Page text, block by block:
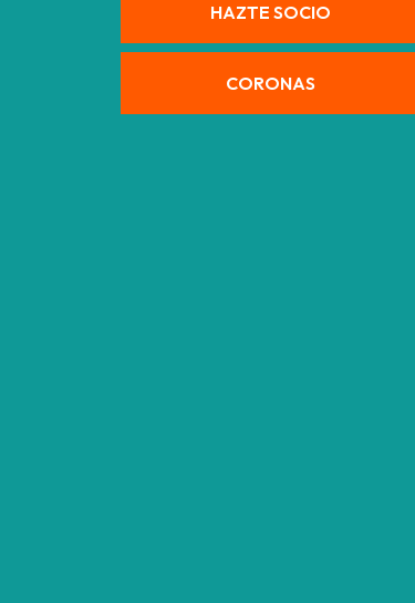
HAZTE SOCIO
CORONAS